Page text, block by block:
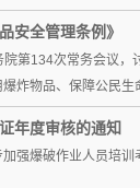
安全管理条例》
第134次常务会议
炸物品、保障公民
年度审核的通知
强爆破作业人员培